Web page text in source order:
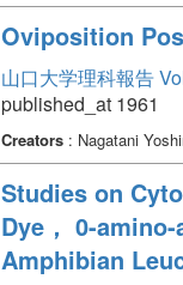
Oviposition
山口大学理科報告
published_at 1961
Creators: Nagatani
Studies on
Dye， 0-
Amphibian